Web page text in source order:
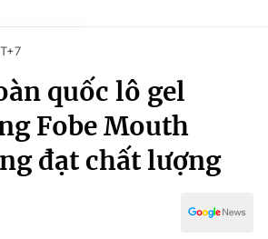
trí
quốc lô gel
Fobe Mouth
đạt chất lượng